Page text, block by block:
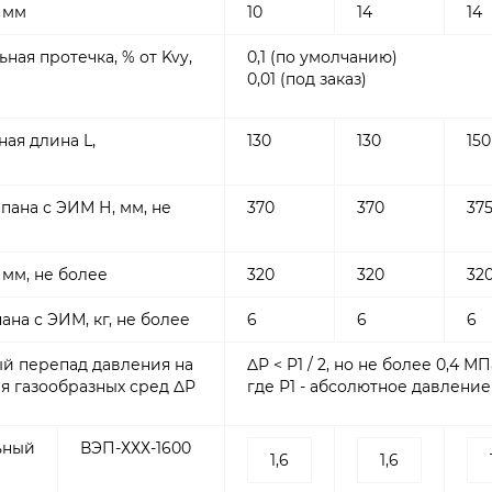
мм 10 14 14
протечка, % от Kvy,
0,1 (по умолчанию)
0,01 (под заказ)
длина L, 130 130 150
с ЭИМ Н, мм, не 370 370 375
не более 320 320
с ЭИМ, кг, не более 6 6 6
перепад давления на
газообразных сред ΔР
ΔР < P1 / 2, но не более 0,4
где Р1 - абсолютное
ВЭП-ХХХ-1600
1,6 1,6